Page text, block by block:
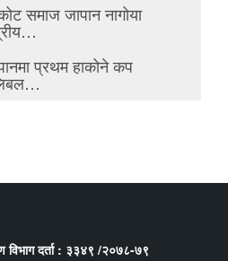
समाज जापान नागोया
प्रथम हाकोने कप
विभाग दर्ता : ३३४९ /२०७८-७९